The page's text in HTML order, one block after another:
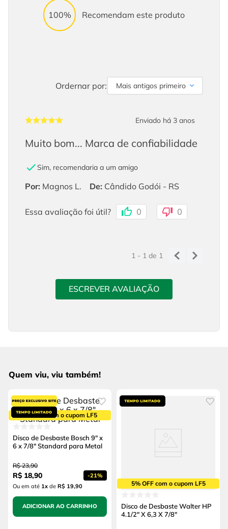
100% Recomendam este produto
Ordernar por: Mais antigos primeiro
Enviado há 3 anos
Muito bom... Marca de confiabilidade
Sim, recomendaria a um amigo
Por: Magnos L. De: Cândido Godói - RS
Essa avaliação foi útil? 0 0
1 - 1de 1
ESCREVER AVALIAÇÃO
Quem viu, viu também!
5% OFF com o cupom LF5
Disco de Desbaste Bosch 9" x
6 x 7/8" Standard para Metal
R$ 23,90
R$ 18,90 -21%
Ou em até 1x de R$ 19,90
ADICIONAR AO CARRINHO
5% OFF com o cupom LF5
Disco de Desbaste Walter HP
4.1/2" X 6,3 X 7/8"